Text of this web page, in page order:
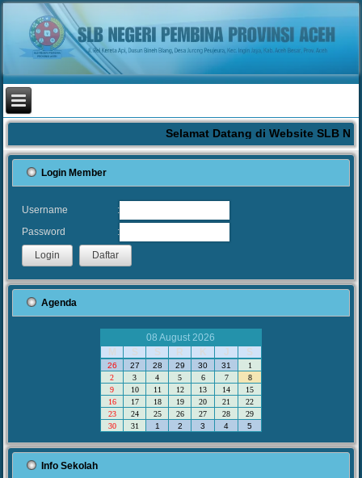
Selamat Datang di Website SLB
Login Member
Username
:
Password
:
Agenda
08 August 2026
M
S S R K J S
26 27 28 29 30 31
1
2
3 4 5 6 7
8
9
10 11 12 13 14
15
16
17 18 19 20 21
22
23
24 25 26 27 28
29
30
31 1 2 3 4 5
Info Sekolah